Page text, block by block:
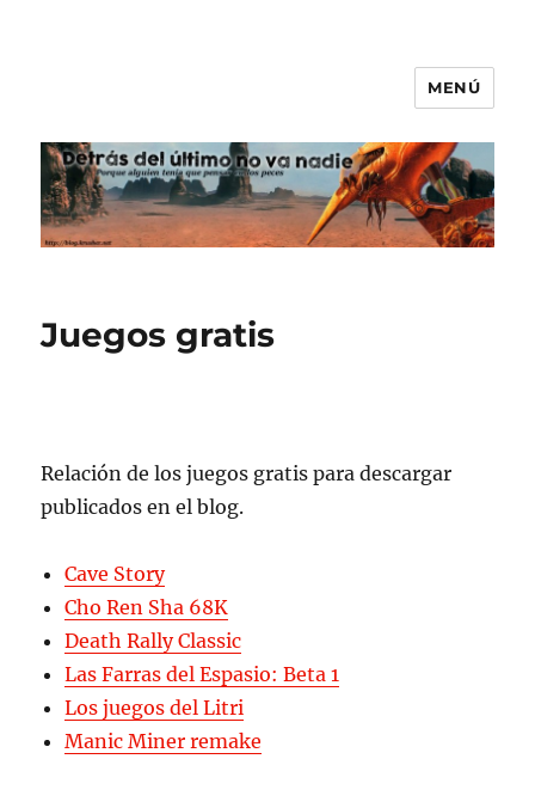
Detrás del último no va nadie
MENÚ
Juegos gratis
Relación de los juegos gratis para descargar
publicados en el blog.
Cave Story
Cho Ren Sha 68K
Death Rally Classic
Las Farras del Espasio: Beta 1
Los juegos del Litri
Manic Miner remake